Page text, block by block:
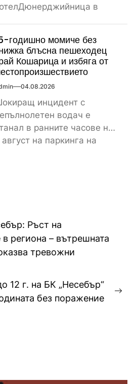
в
на храната...
годишно момиче без
блъсна пешеходец
Кошарица и избяга от
04.08.2026
инцидент с
водач е
в ранните часове на
август на паркинга на
Ръст на
в региона – вътрешната
тревожни
12 г. на БК „Несебър“
без поражение